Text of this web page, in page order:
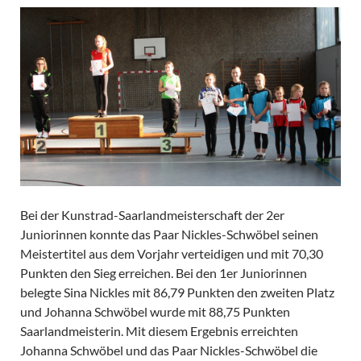
Bei der Kunstrad-Saarlandmeisterschaft der 2er
Juniorinnen konnte das Paar Nickles-Schwöbel seinen
Meistertitel aus dem Vorjahr verteidigen und mit 70,30
Punkten den Sieg erreichen. Bei den 1er Juniorinnen
belegte Sina Nickles mit 86,79 Punkten den zweiten Platz
und Johanna Schwöbel wurde mit 88,75 Punkten
Saarlandmeisterin. Mit diesem Ergebnis erreichten
Johanna Schwöbel und das Paar Nickles-Schwöbel die